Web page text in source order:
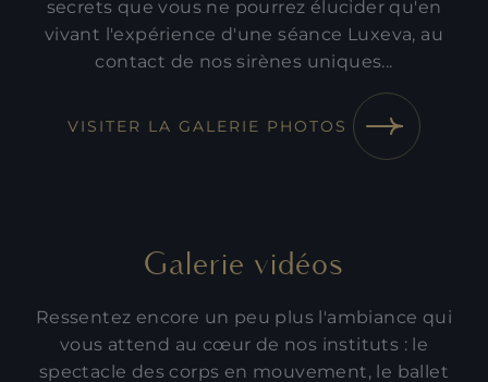
secrets que vous ne pourrez élucider qu'en
vivant l'expérience d'une séance Luxeva, au
contact de nos sirènes uniques...
VISITER LA GALERIE PHOTOS
Galerie vidéos
Ressentez encore un peu plus l'ambiance qui
vous attend au cœur de nos instituts : le
spectacle des corps en mouvement, le ballet